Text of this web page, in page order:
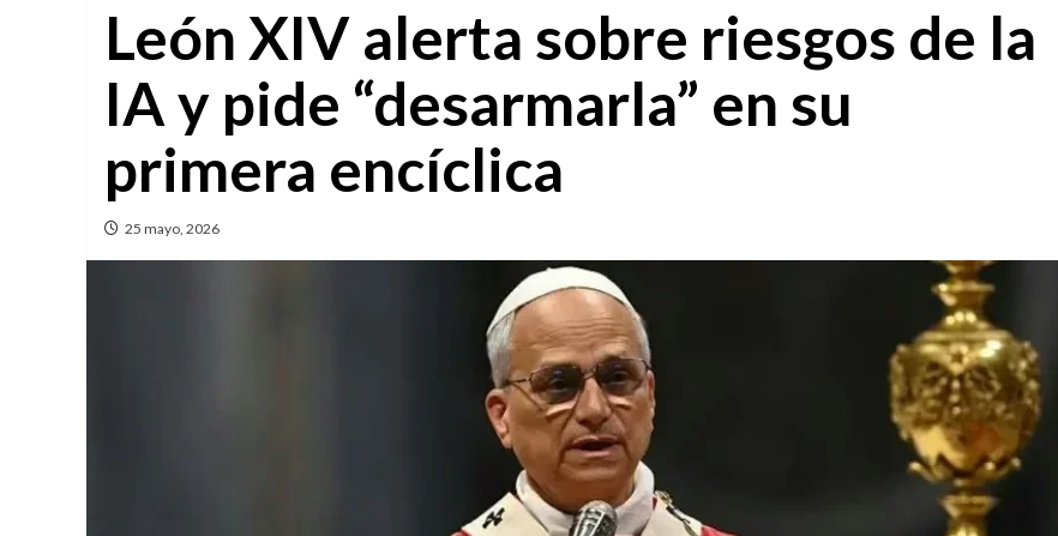
León XIV alerta sobre riesgos de la
IA y pide “desarmarla” en su
primera encíclica
25 mayo, 2026